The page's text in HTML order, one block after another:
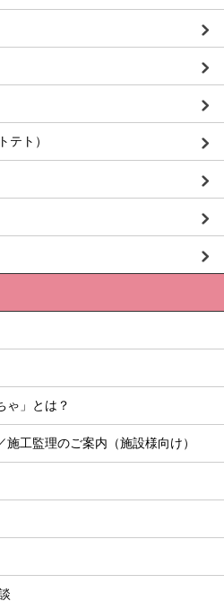
テト）
ゃ」とは？
施工監理のご案内（施設様向け）